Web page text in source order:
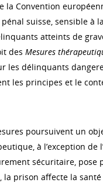
la Convention
pénal suisse, sensible à
atteints de
des Mesures
les délinquants
les principes et le
poursuivent un
à l’exception de
sécuritaire, pose
la prison affecte la